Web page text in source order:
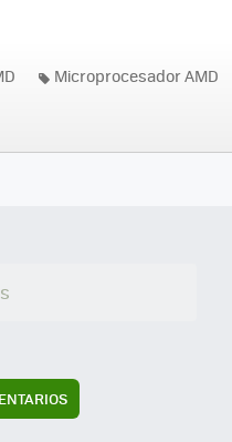
Microprocesador AMD